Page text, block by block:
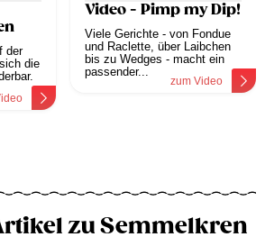
der
die
Video - Pimp my Dip!
Viele Gerichte - von Fondue
und Raclette, über Laibchen
bis zu Wedges - macht ein
passender...
zum Video
zu Semmelkren